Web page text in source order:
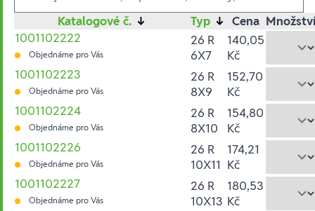
Katalogové č. ↓ Typ ↓ Cena
1001102222
Objednáme pro Vás
26 R
6X7
140,05
Kč
1001102223
Objednáme pro Vás
26 R
8X9
152,70
Kč
1001102224
Objednáme pro Vás
26 R
8X10
154,80
Kč
1001102226
Objednáme pro Vás
26 R
10X11
174,21
Kč
1001102227
Objednáme pro Vás
26 R
10X13
180,53
Kč